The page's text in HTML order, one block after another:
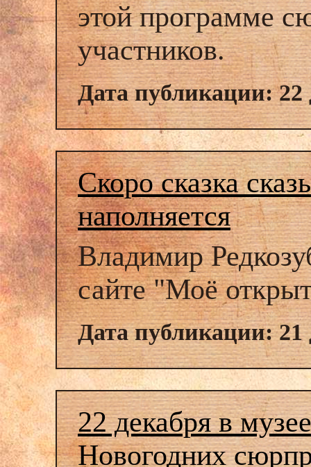
этой программе
участников.
Дата публикации: 22
Скоро сказка
наполняется
Владимир
сайте "Моё
Дата публикации: 21
22 декабря в
Новогодних